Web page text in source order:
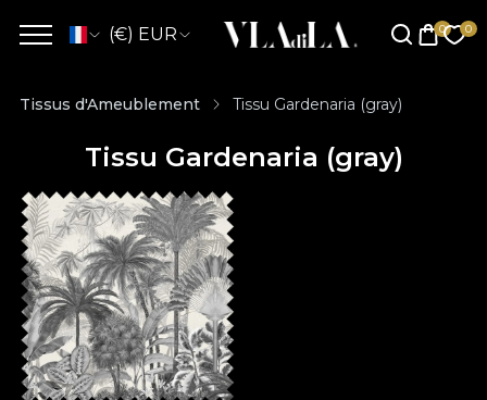
(€) EUR
Tissus d'Ameublement Tissu Gardenaria (gray)
Tissu Gardenaria (gray)